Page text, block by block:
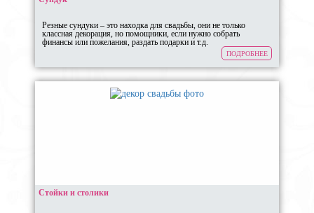
Резные сундуки – это находка для свадьбы, они не только
классная декорация, но помощники, если нужно собрать
финансы или пожелания, раздать подарки и т.д.
ПОДРОБНЕЕ
Стойки и столики